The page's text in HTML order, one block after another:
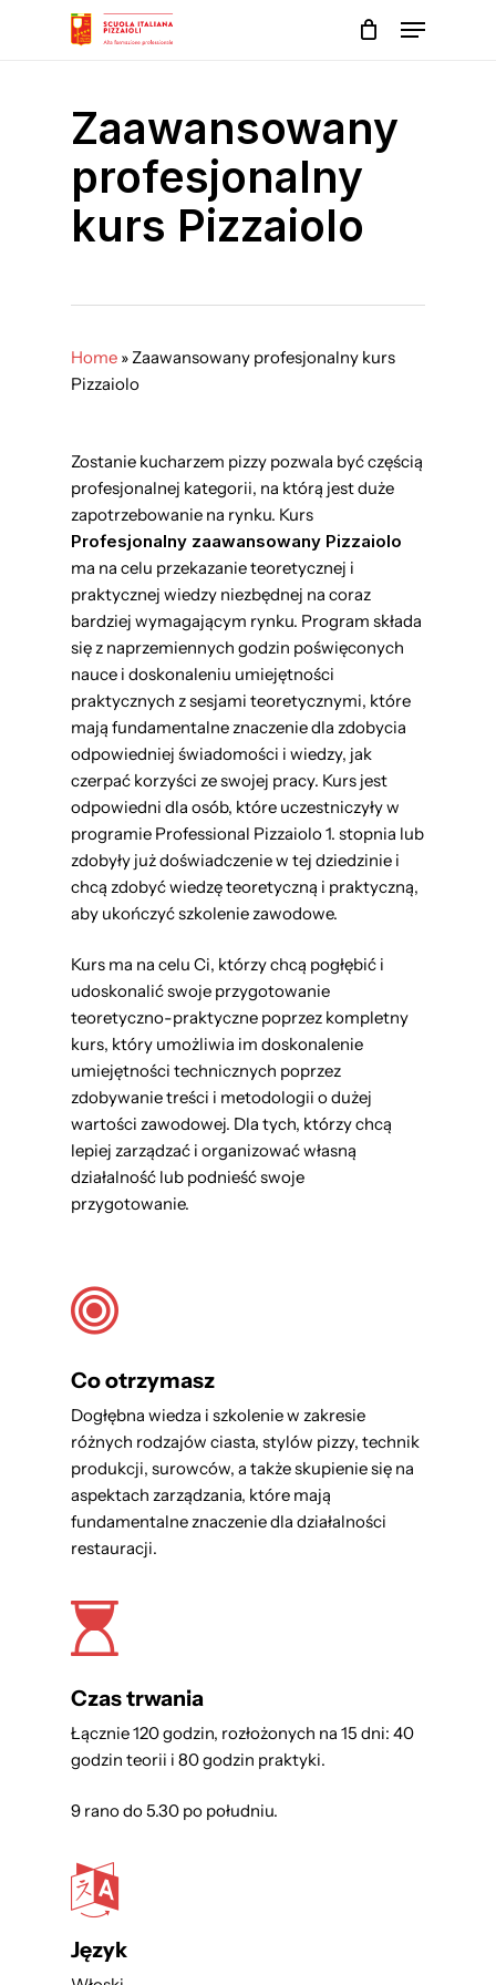
Menu
Zaawansowany
profesjonalny
kurs Pizzaiolo
Home » Zaawansowany profesjonalny kurs
Pizzaiolo
Zostanie kucharzem pizzy pozwala być częścią
profesjonalnej kategorii, na którą jest duże
zapotrzebowanie na rynku. Kurs
Profesjonalny zaawansowany Pizzaiolo
ma na celu przekazanie teoretycznej i
praktycznej wiedzy niezbędnej na coraz
bardziej wymagającym rynku. Program składa
się z naprzemiennych godzin poświęconych
nauce i doskonaleniu umiejętności
praktycznych z sesjami teoretycznymi, które
mają fundamentalne znaczenie dla zdobycia
odpowiedniej świadomości i wiedzy, jak
czerpać korzyści ze swojej pracy. Kurs jest
odpowiedni dla osób, które uczestniczyły w
programie Professional Pizzaiolo 1. stopnia lub
zdobyły już doświadczenie w tej dziedzinie i
chcą zdobyć wiedzę teoretyczną i praktyczną,
aby ukończyć szkolenie zawodowe.
Kurs ma na celu Ci, którzy chcą pogłębić i
udoskonalić swoje przygotowanie
teoretyczno-praktyczne poprzez kompletny
kurs, który umożliwia im doskonalenie
umiejętności technicznych poprzez
zdobywanie treści i metodologii o dużej
wartości zawodowej. Dla tych, którzy chcą
lepiej zarządzać i organizować własną
działalność lub podnieść swoje
przygotowanie.
Co otrzymasz
Dogłębna wiedza i szkolenie w zakresie
różnych rodzajów ciasta, stylów pizzy, technik
produkcji, surowców, a także skupienie się na
aspektach zarządzania, które mają
fundamentalne znaczenie dla działalności
restauracji.
Czas trwania
Łącznie 120 godzin, rozłożonych na 15 dni: 40
godzin teorii i 80 godzin praktyki.
9 rano do 5.30 po południu.
Język